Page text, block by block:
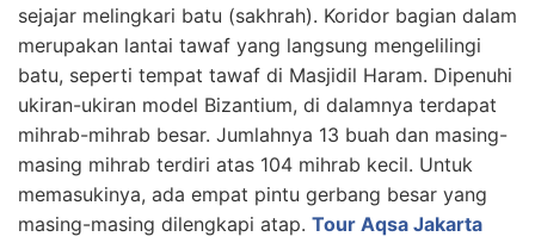
sejajar melingkari batu (sakhrah). Koridor bagian dalam
merupakan lantai tawaf yang langsung mengelilingi
batu, seperti tempat tawaf di Masjidil Haram. Dipenuhi
ukiran-ukiran model Bizantium, di dalamnya terdapat
mihrab-mihrab besar. Jumlahnya 13 buah dan masing-
masing mihrab terdiri atas 104 mihrab kecil. Untuk
memasukinya, ada empat pintu gerbang besar yang
masing-masing dilengkapi atap. Tour Aqsa Jakarta